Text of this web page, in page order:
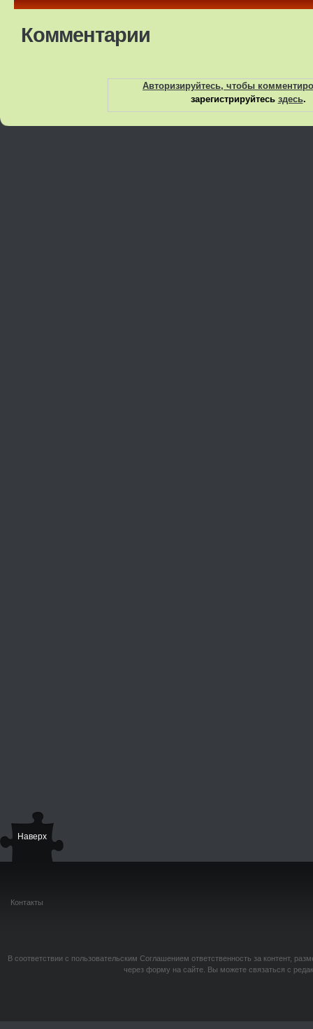
Комментарии
Авторизируйтесь, чтобы
зарегистрируйтесь здесь.
Наверх
Контакты
В соответствии с пользовательским Соглашением ответственность за контент,
через форму на сайте. Вы можете связаться с